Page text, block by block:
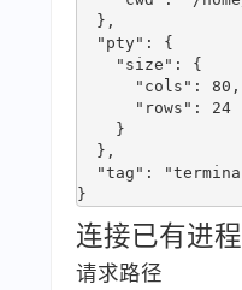
连接已有进程
请求路径